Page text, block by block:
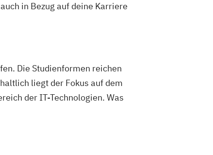
in Bezug auf deine Karriere
Die Studienformen reichen
liegt der Fokus auf dem
der IT-Technologien. Was